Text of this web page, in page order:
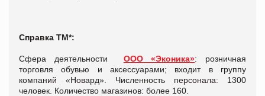
Справка ТМ*:
Сфера деятельности ООО «Эконика»: розничная
торговля обувью и аксессуарами; входит в группу
компаний «Новард». Численность персонала: 1300
человек. Количество магазинов: более 160.